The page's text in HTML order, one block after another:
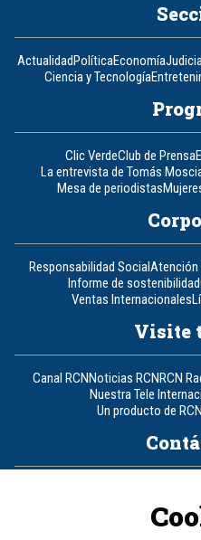
ActualidadPolíticaEconomía
Ciencia y Tecnología
Clic VerdeClub de Prensa
La entrevista de Tomás
Mesa de periodistas
Responsabilidad SocialAtención
Informe de sostenibilidad
Ventas Internacionales
Visite
Canal RCNNoticias RCNRCN
Nuestra Tele
Un producto de